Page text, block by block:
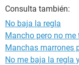
Consulta también:
No baja la regla
Mancho pero no
Manchas marrones
No me baja la regla